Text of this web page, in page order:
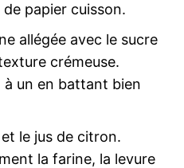
papier cuisson.
allégée avec le sucre
crémeuse.
un en battant bien
le jus de citron.
la farine, la levure